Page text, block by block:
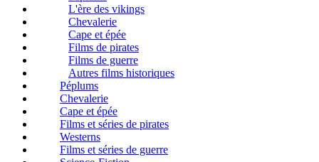
L'ère des vikings
Chevalerie
Cape et épée
Films de pirates
Films de guerre
Autres films historiques
Péplums
Chevalerie
Cape et épée
Films et séries de pirates
Westerns
Films et séries de guerre